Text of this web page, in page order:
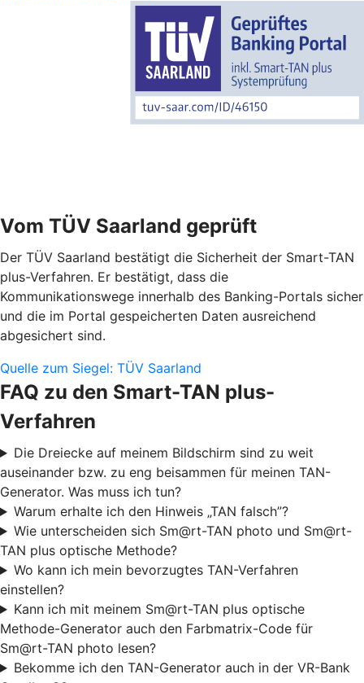
Vom TÜV Saarland geprüft
Der TÜV Saarland bestätigt die Sicherheit der Smart-TAN
plus-Verfahren. Er bestätigt, dass die
Kommunikationswege innerhalb des Banking-Portals sicher
und die im Portal gespeicherten Daten ausreichend
abgesichert sind.
Quelle zum Siegel: TÜV Saarland
FAQ zu den Smart-TAN plus-
Verfahren
Die Dreiecke auf meinem Bildschirm sind zu weit
auseinander bzw. zu eng beisammen für meinen TAN-
Generator. Was muss ich tun?
Warum erhalte ich den Hinweis „TAN falsch”?
Wie unterscheiden sich Sm@rt-TAN photo und Sm@rt-
TAN plus optische Methode?
Wo kann ich mein bevorzugtes TAN-Verfahren
einstellen?
Kann ich mit meinem Sm@rt-TAN plus optische
Methode-Generator auch den Farbmatrix-Code für
Sm@rt-TAN photo lesen?
Bekomme ich den TAN-Generator auch in der VR-Bank